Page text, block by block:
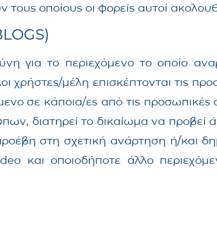
οποίους οι φορείς αυτοί
για το περιεχόμενο το οποίο
χρήστες/μέλη επισκέπτονται τις
σε κάποια/ες από τις προσωπικές
διατηρεί το δικαίωμα να προβεί
στη σχετική ανάρτηση ή/και
και οποιοδήποτε άλλο